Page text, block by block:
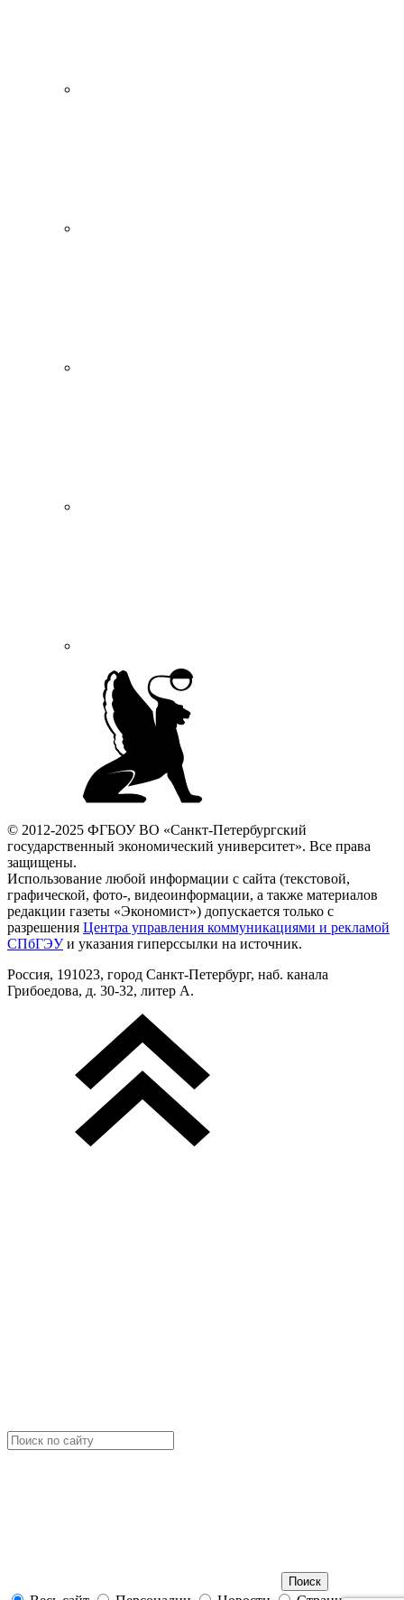
© 2012-2025 ФГБОУ ВО «Санкт-Петербургский
государственный экономический университет». Все права
защищены.
Использование любой информации с сайта (текстовой,
графической, фото-, видеоинформации, а также материалов
редакции газеты «Экономист») допускается только с
разрешения Центра управления коммуникациями и рекламой
СПбГЭУи указания гиперссылки на источник.
Россия, 191023, город Санкт-Петербург, наб. канала
Грибоедова, д. 30-32, литер А.